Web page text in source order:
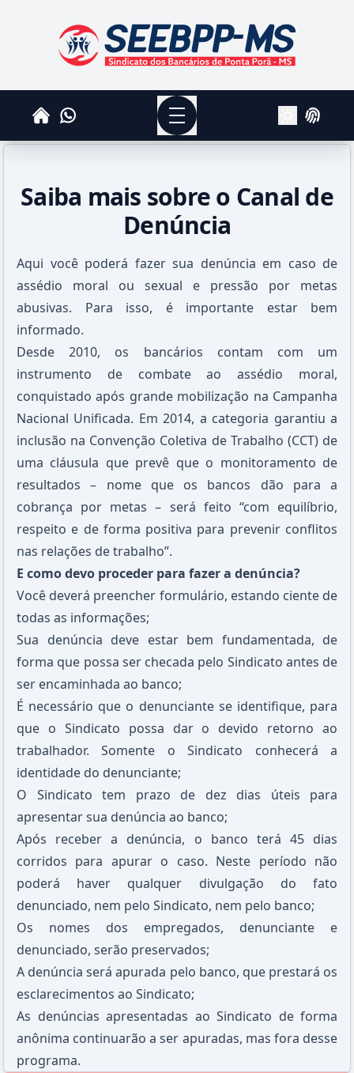
SEEBPPMS - Sindicato dos Bancários de Ponta
HomeWhatsapp
Menu
AlterarLogin
Saiba mais sobre o Canal de
Denúncia
Aqui você poderá fazer sua denúncia em caso de
assédio moral ou sexual e pressão por metas
abusivas. Para isso, é importante estar bem
informado.
Desde 2010, os bancários contam com um
instrumento de combate ao assédio moral,
conquistado após grande mobilização na Campanha
Nacional Unificada. Em 2014, a categoria garantiu a
inclusão na Convenção Coletiva de Trabalho (CCT) de
uma cláusula que prevê que o monitoramento de
resultados – nome que os bancos dão para a
cobrança por metas – será feito “com equilíbrio,
respeito e de forma positiva para prevenir conflitos
nas relações de trabalho”.
E como devo proceder para fazer a denúncia?
Você deverá preencher formulário, estando ciente de
todas as informações;
Sua denúncia deve estar bem fundamentada, de
forma que possa ser checada pelo Sindicato antes de
ser encaminhada ao banco;
É necessário que o denunciante se identifique, para
que o Sindicato possa dar o devido retorno ao
trabalhador. Somente o Sindicato conhecerá a
identidade do denunciante;
O Sindicato tem prazo de dez dias úteis para
apresentar sua denúncia ao banco;
Após receber a denúncia, o banco terá 45 dias
corridos para apurar o caso. Neste período não
poderá haver qualquer divulgação do fato
denunciado, nem pelo Sindicato, nem pelo banco;
Os nomes dos empregados, denunciante e
denunciado, serão preservados;
A denúncia será apurada pelo banco, que prestará os
esclarecimentos ao Sindicato;
As denúncias apresentadas ao Sindicato de forma
anônima continuarão a ser apuradas, mas fora desse
programa.